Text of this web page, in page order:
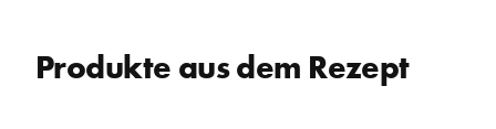
Produkte aus dem Rezept